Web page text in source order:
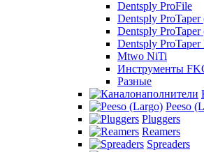
Dentsply ProFile
Dentsply
Dentsply
Dentsply
Mtwo NiTi
Инструменты
Разные
Peeso
Pluggers
Reamers
Spreaders